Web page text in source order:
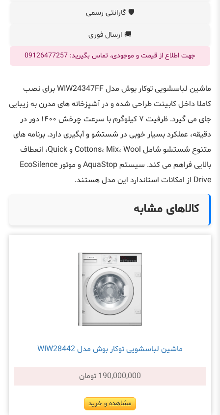
🛡️ گارانتی رسمی
🚚 ارسال فوری
جهت اطلاع از قیمت و موجودی، تماس بگیرید: 09126477257
ماشین لباسشویی توکار بوش مدل WIW24347FF برای نصب
کاملا داخل کابینت طراحی شده و در آشپزخانه های مدرن به زیبایی
جای می گیرد. ظرفیت ۷ کیلوگرم با سرعت چرخش ۱۴۰۰ دور در
دقیقه، عملکرد بسیار خوبی در شستشو و آبگیری دارد. برنامه های
متنوع شستشو شامل Cottons، Mix، Wool و Quick، انعطاف
بالایی فراهم می کند. سیستم AquaStop و موتور EcoSilence
Drive از امکانات استاندارد این مدل هستند.
کالاهای مشابه
ماشین لباسشویی توکار بوش مدل WIW28442
190,000,000 تومان
مشاهده و خرید